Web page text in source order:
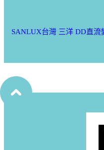
SANLUX台灣 三洋 DD直流